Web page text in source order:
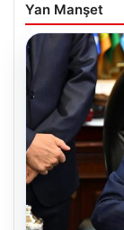
Yan Manşet